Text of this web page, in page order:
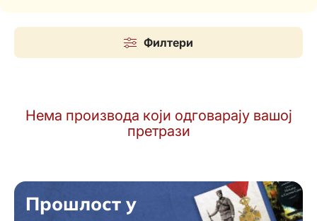
Филтери
Нема производа који одговарају вашој
претрази
Прошлост у